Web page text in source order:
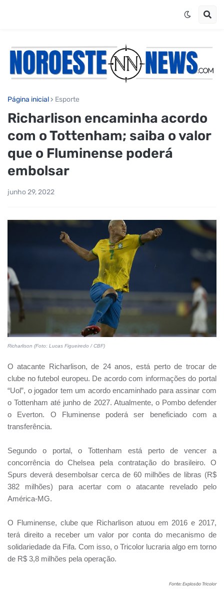
Página inicial Esporte
Richarlison encaminha acordo
com o Tottenham; saiba o valor
que o Fluminense poderá
embolsar
junho 29, 2022
Richarlison (Foto: Lucas Figueiredo / CBF)
O atacante Richarlison, de 24 anos, está perto de trocar de
clube no futebol europeu. De acordo com informações do portal
“Uol”, o jogador tem um acordo encaminhado para assinar com
o Tottenham até junho de 2027. Atualmente, o Pombo defender
o Everton. O Fluminense poderá ser beneficiado com a
transferência.
Segundo o portal, o Tottenham está perto de vencer a
concorrência do Chelsea pela contratação do brasileiro. O
Spurs deverá desembolsar cerca de 60 milhões de libras (R$
382 milhões) para acertar com o atacante revelado pelo
América-MG.
O Fluminense, clube que Richarlison atuou em 2016 e 2017,
terá direito a receber um valor por conta do mecanismo de
solidariedade da Fifa. Com isso, o Tricolor lucraria algo em torno
de R$ 3,8 milhões pela operação.
Fonte: Explosão Tricolor